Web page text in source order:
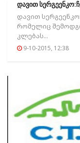
დავით
დავით
რომელიც
კლებას...
9-10-2015, 12:38